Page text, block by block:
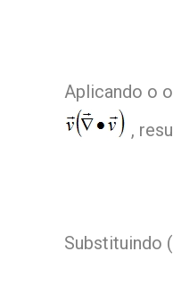
Aplicando o
,
Substituindo